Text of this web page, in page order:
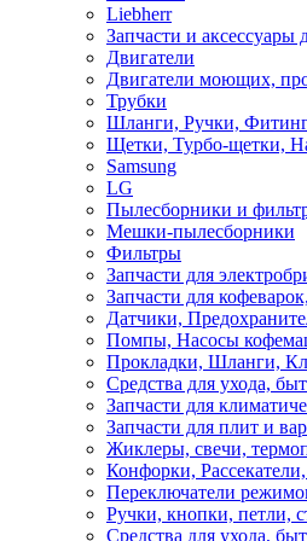
Liebherr
Запчасти и аксессуары
Двигатели
Двигатели моющих,
Трубки
Шланги, Ручки,
Щетки, Турбо-щетки,
Samsung
LG
Пылесборники и
Мешки-пылесборники
Фильтры
Запчасти для
Запчасти для
Датчики,
Помпы, Насосы
Прокладки, Шланги,
Средства для ухода,
Запчасти для
Запчасти для плит и
Жиклеры, свечи,
Конфорки,
Переключатели
Ручки, кнопки, петли,
Средства для ухода,